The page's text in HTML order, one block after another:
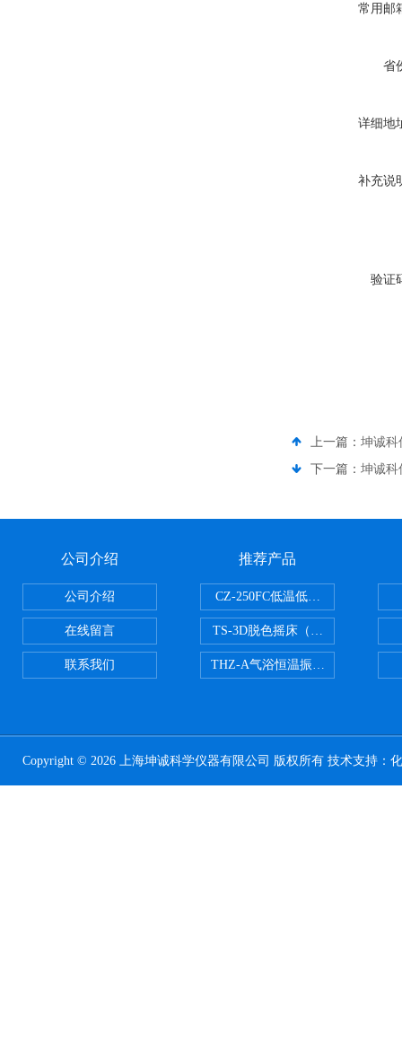
常用邮
省
详细地
补充说
验证
上一篇： 坤诚科
下一篇： 坤诚科
公司介绍
公司介绍
在线留言
联系我们
推荐产品
CZ-250FC低温低湿种子储藏柜
TS-3D脱色摇床（三维运动）
THZ-A气浴恒温振荡器
Copyright © 2026 上海坤诚科学仪器有限公司 版权所有 技术支持：